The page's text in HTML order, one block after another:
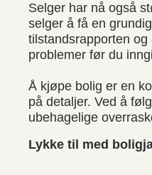
Selger har nå også
selger å få en
tilstandsrapporten
problemer før du
Å kjøpe bolig er en
på detaljer. Ved å
ubehagelige
Lykke til med